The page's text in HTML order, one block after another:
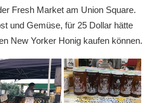
Fresh Market am Union Square.
und Gemüse, für 25 Dollar hätte
New Yorker Honig kaufen können.